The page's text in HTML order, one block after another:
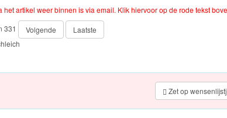
artikel weer binnen is via email. Klik hiervoor op de rode tekst
331 Volgende
Laatste
Zet op
€89.99